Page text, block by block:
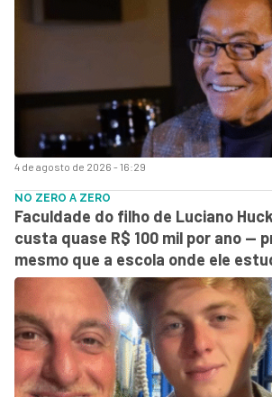
4 de agosto de 2026 - 16:29
NO ZERO A ZERO
Faculdade do filho de Luciano
custa quase R$ 100 mil por ano —
mesmo que a escola onde ele